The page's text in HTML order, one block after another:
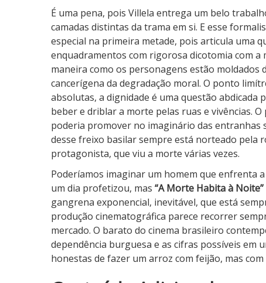
É uma pena, pois Villela entrega um belo
camadas distintas da trama em si. E esse
especial na primeira metade, pois articula uma
enquadramentos com rigorosa dicotomia com
maneira como os personagens estão
cancerígena da degradação moral. O ponto
absolutas, a dignidade é uma questão
beber e driblar a morte pelas ruas e vivências.
poderia promover no imaginário das entranhas
desse freixo basilar sempre está norteado pela
protagonista, que viu a morte várias vezes.
Poderíamos imaginar um homem que enfrenta
um dia profetizou, mas “A Morte Habita à Noite”
gangrena exponencial, inevitável, que está
produção cinematográfica parece recorrer
mercado. O barato do cinema brasileiro
dependência burguesa e as cifras possíveis em
honestas de fazer um arroz com feijão, mas